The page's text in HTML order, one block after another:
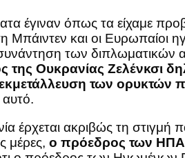
έγιναν όπως τα είχαμε
Μπάιντεν και οι Ευρωπαίοι
των διπλωματικών
της Ουκρανίας Ζελένκσι
των ορυκτών
έρχεται ακριβώς τη στιγμή
μέρες, ο πρόεδρος των ΗΠΑ,